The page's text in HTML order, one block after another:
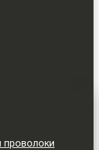
проволоки